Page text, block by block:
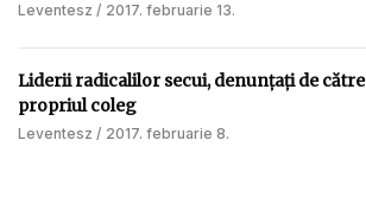
Leventesz 2017. februarie 13.
Liderii radicalilor secui, denunțați de către
propriul coleg
Leventesz 2017. februarie 8.